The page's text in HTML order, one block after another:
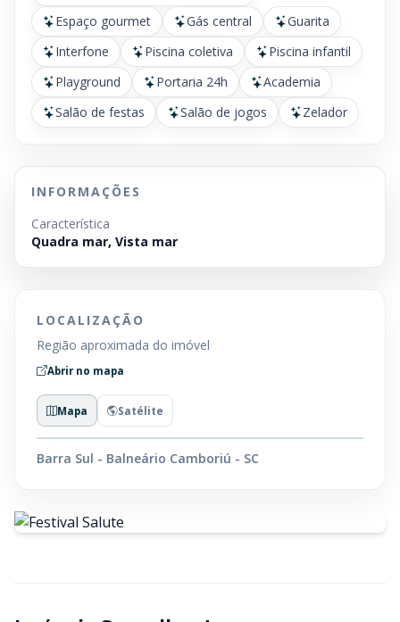
Espaço gourmet
Gás central
Guarita
Interfone
Piscina coletiva
Piscina infantil
Playground
Portaria 24h
Academia
Salão de festas
Salão de jogos Zelador
INFORMAÇÕES
Característica
Quadra mar, Vista mar
LOCALIZAÇÃO
Região aproximada do imóvel
Abrir no mapa
Mapa Satélite
Barra Sul - Balneário Camboriú - SC